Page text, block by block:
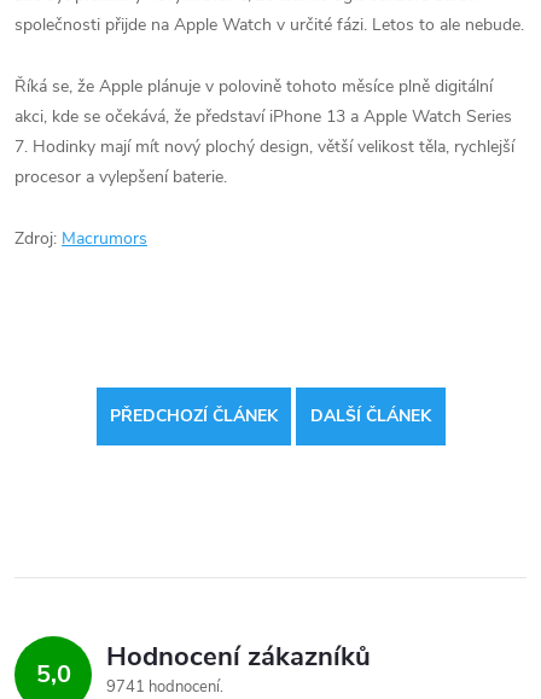
společnosti přijde na Apple Watch v určité fázi. Letos to ale nebude.
Říká se, že Apple plánuje v polovině tohoto měsíce plně digitální
akci, kde se očekává, že představí iPhone 13 a Apple Watch Series
7. Hodinky mají mít nový plochý design, větší velikost těla, rychlejší
procesor a vylepšení baterie.
Zdroj: Macrumors
PŘEDCHOZÍ ČLÁNEK DALŠÍ ČLÁNEK
5,0 Hodnocení zákazníků
9741 hodnocení